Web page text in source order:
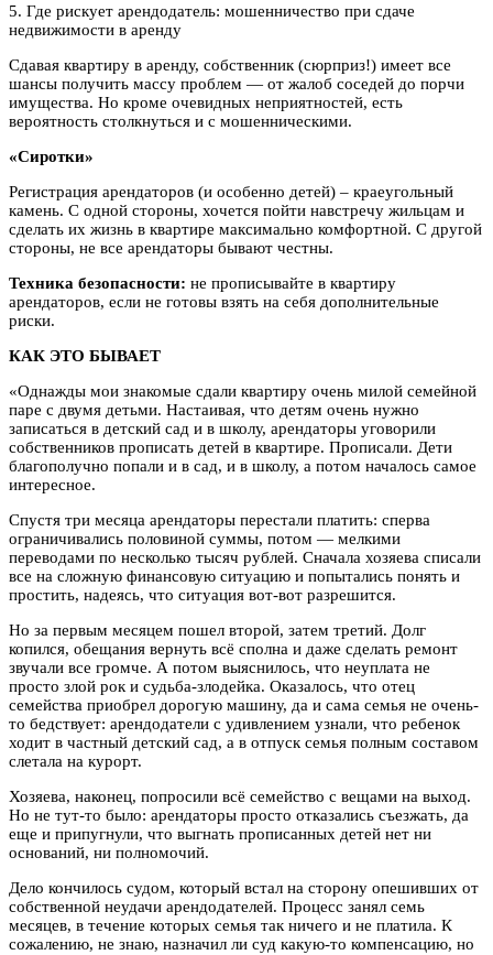
5. Где рискует арендодатель: мошенничество при сдаче
недвижимости в аренду
Сдавая квартиру в аренду, собственник (сюрприз!) имеет все
шансы получить массу проблем — от жалоб соседей до порчи
имущества. Но кроме очевидных неприятностей, есть
вероятность столкнуться и с мошенническими.
«Сиротки»
Регистрация арендаторов (и особенно детей) – краеугольный
камень. С одной стороны, хочется пойти навстречу жильцам и
сделать их жизнь в квартире максимально комфортной. С другой
стороны, не все арендаторы бывают честны.
Техника безопасности: не прописывайте в квартиру
арендаторов, если не готовы взять на себя дополнительные
риски.
КАК ЭТО БЫВАЕТ
«Однажды мои знакомые сдали квартиру очень милой семейной
паре с двумя детьми. Настаивая, что детям очень нужно
записаться в детский сад и в школу, арендаторы уговорили
собственников прописать детей в квартире. Прописали. Дети
благополучно попали и в сад, и в школу, а потом началось самое
интересное.
Спустя три месяца арендаторы перестали платить: сперва
ограничивались половиной суммы, потом — мелкими
переводами по несколько тысяч рублей. Сначала хозяева списали
все на сложную финансовую ситуацию и попытались понять и
простить, надеясь, что ситуация вот-вот разрешится.
Но за первым месяцем пошел второй, затем третий. Долг
копился, обещания вернуть всё сполна и даже сделать ремонт
звучали все громче. А потом выяснилось, что неуплата не
просто злой рок и судьба-злодейка. Оказалось, что отец
семейства приобрел дорогую машину, да и сама семья не очень-
то бедствует: арендодатели с удивлением узнали, что ребенок
ходит в частный детский сад, а в отпуск семья полным составом
слетала на курорт.
Хозяева, наконец, попросили всё семейство с вещами на выход.
Но не тут-то было: арендаторы просто отказались съезжать, да
еще и припугнули, что выгнать прописанных детей нет ни
оснований, ни полномочий.
Дело кончилось судом, который встал на сторону опешивших от
собственной неудачи арендодателей. Процесс занял семь
месяцев, в течение которых семья так ничего и не платила. К
сожалению, не знаю, назначил ли суд какую-то компенсацию, но